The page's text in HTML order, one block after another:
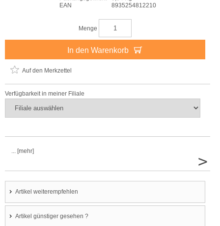
EAN
8935254812210
Menge
In den Warenkorb
Auf den Merkzettel
Verfügbarkeit in meiner Filiale
... [mehr]
>
Artikel weiterempfehlen
Artikel günstiger gesehen ?